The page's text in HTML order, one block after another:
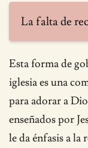
La falta de
Esta forma de
iglesia es una
para adorar a
enseñados por
le da énfasis a